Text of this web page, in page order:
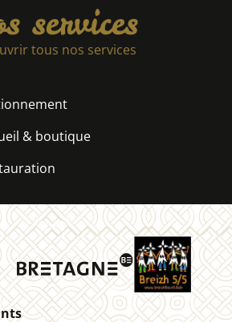
services
tous nos services
& boutique